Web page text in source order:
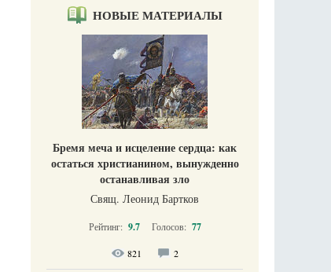
НОВЫЕ МАТЕРИАЛЫ
Бремя меча и исцеление сердца: как
остаться христианином, вынужденно
останавливая зло
Свящ. Леонид Бартков
Рейтинг: 9.7 Голосов: 77
821 2